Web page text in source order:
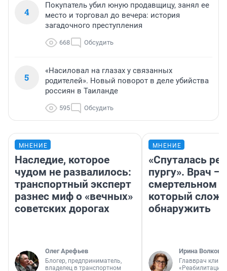
4
Покупатель убил юную продавщицу, занял ее
место и торговал до вечера: история
загадочного преступления
668 Обсудить
5
«Насиловал на глазах у связанных
родителей». Новый поворот в деле убийства
россиян в Таиланде
595 Обсудить
МНЕНИЕ
Наследие, которое
чудом не развалилось:
транспортный эксперт
разнес миф о «вечных»
советских дорогах
Олег Арефьев
Блогер, предприниматель,
владелец в транспортном
МНЕНИЕ
«Спуталась
пургу». Врач —
смертельном
который
обнаружить
Ирина Волкова
Главврач
«Реабилитация